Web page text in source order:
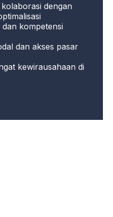
dengan
kompetensi
dan akses pasar
kewirausahaan di